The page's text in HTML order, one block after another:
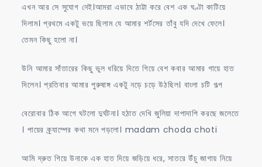
এখন আর সে সুযোগ নেই।আমরা এভাবে ঠাট্টা করে বেশ এক ঘণ্টা কাটিয়ে
দিলাম। প্রথমে একটু ভয়ে ছিলাম যে আমার শর্টসের তাঁবু যদি দেখে ফেলে।
তেমন কিছু হলো না।
উনি আমার সাঁতারের কিছু ভুল ধরিয়ে দিতে গিয়ে বেশ কবার আমার গায়ে হাত
দিলেন। প্রতিবার আমার পুরুষাঙ্গ একটু নড়ে চড়ে উঠছিল। বাংলা চটি গল্প
বেরোবার ঠিক আগে ঘটলো দুর্ঘটনা। হঠাত দেখি জুলিয়া দাপাদাপি করছে জলেতে
। পায়ের ক্র্যাম্পের কথা মনে পড়লো। madam choda choti
আমি দ্রুত গিয়ে উনাকে এক হাত দিয়ে জড়িয়ে ধরে, সাতরে উঁচু জাগায় নিয়ে